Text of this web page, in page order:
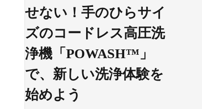
せない！手のひらサイ
ズのコードレス高圧洗
浄機「POWASH™」
で、新しい洗浄体験を
始めよう